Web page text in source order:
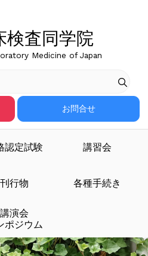
検査同学院
Medicine of Japan
お問合せ
認定試験 講習会
刊行物 各種手続き
講演会
ポジウム